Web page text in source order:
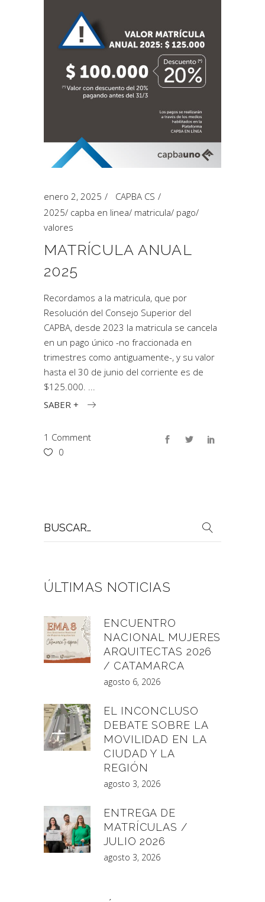
enero 2, 2025
CAPBA CS
2025/ capba en linea/ matricula/ pago/
valores
MATRÍCULA ANUAL
2025
Recordamos a la matricula, que por
Resolución del Consejo Superior del
CAPBA, desde 2023 la matricula se cancela
en un pago único -no fraccionada en
trimestres como antiguamente-, y su valor
hasta el 30 de junio del corriente es de
$125.000.
SABER +
1 Comment
0
por:
ÚLTIMAS NOTICIAS
ENCUENTRO
NACIONAL MUJERES
ARQUITECTAS 2026
/ CATAMARCA
agosto 6, 2026
EL INCONCLUSO
DEBATE SOBRE LA
MOVILIDAD EN LA
CIUDAD Y LA
REGIÓN
agosto 3, 2026
ENTREGA DE
MATRÍCULAS /
JULIO 2026
agosto 3, 2026